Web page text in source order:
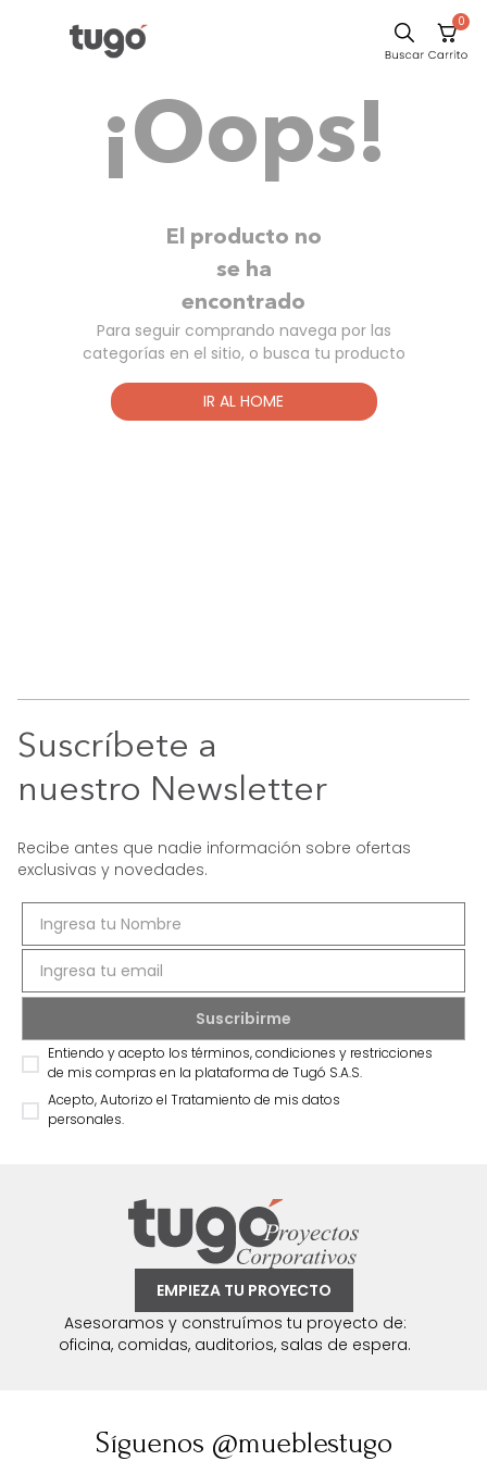
0
¡Oops!
El producto no
se ha
encontrado
Para seguir comprando navega por las
categorías en el sitio, o busca tu producto
IR AL HOME
Suscríbete a
nuestro Newsletter
Recibe antes que nadie información sobre ofertas
exclusivas y novedades.
Entiendo y acepto los términos, condiciones y restricciones
de mis compras en la plataforma de Tugó S.A.S.
Acepto, Autorizo el Tratamiento de mis datos
personales.
EMPIEZA TU PROYECTO
Asesoramos y construímos tu proyecto de:
oficina, comidas, auditorios, salas de espera.
Síguenos @mueblestugo
Comedor
Cama
Mesa Centro
Mesa Noche